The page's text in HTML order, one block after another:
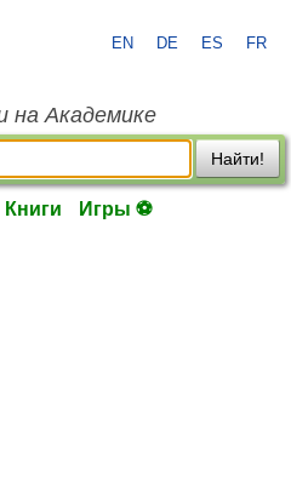
EN DE ES FR
на Академике
Найти!
Книги Игры ⚽